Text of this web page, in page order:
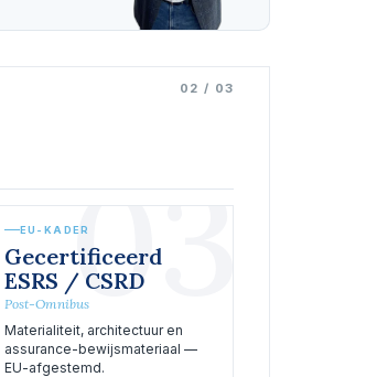
02 / 03
03
EU-KADER
Gecertificeerd
ESRS / CSRD
Post-Omnibus
Materialiteit, architectuur en
assurance-bewijsmateriaal —
EU-afgestemd.